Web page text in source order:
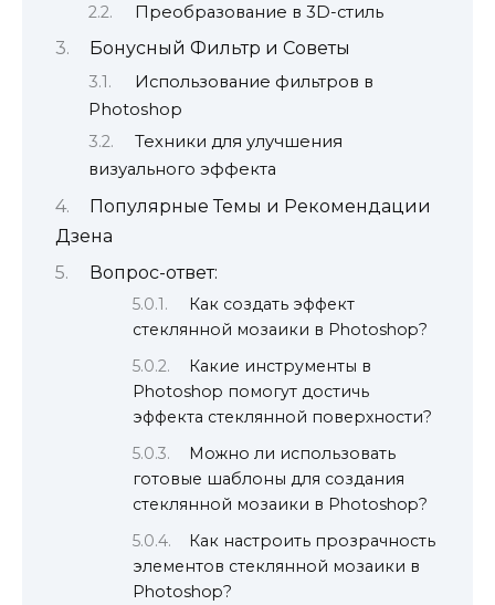
Преобразование в 3D-стиль
Бонусный Фильтр и Советы
Использование фильтров в
Photoshop
Техники для улучшения
визуального эффекта
Популярные Темы и Рекомендации
Дзена
Вопрос-ответ:
Как создать эффект
стеклянной мозаики в Photoshop?
Какие инструменты в
Photoshop помогут достичь
эффекта стеклянной поверхности?
Можно ли использовать
готовые шаблоны для создания
стеклянной мозаики в Photoshop?
Как настроить прозрачность
элементов стеклянной мозаики в
Photoshop?